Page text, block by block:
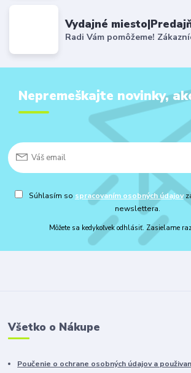
Vydajné
Radi Vám pomôžeme!
Nepremeškajte novinky,
Súhlasím so spracovaním osobných údajov
newslettera.
Môžete sa kedykoľvek odhlásiť. Zasielame
Všetko o Nákupe
Poučenie o ochrane osobných údajov a